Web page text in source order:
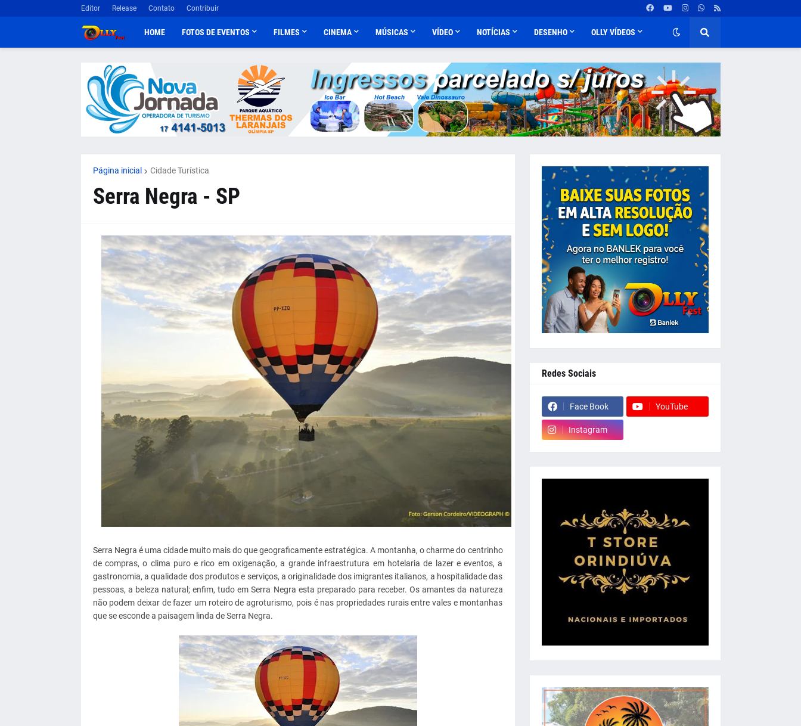
Editor Release Contato Contribuir
HOME FOTOS DE EVENTOS FILMES CINEMA MÚSICAS VÍDEO NOTÍCIAS DESENHO OLLY VÍDEOS
Página inicial Cidade Turística
Serra Negra - SP
Serra Negra é uma cidade muito mais do que geograficamente estratégica. A montanha, o charme do centrinho
de compras, o clima puro e rico em oxigenação, a grande infraestrutura em hotelaria de lazer e eventos, a
gastronomia, a qualidade dos produtos e serviços, a originalidade dos imigrantes italianos, a hospitalidade das
pessoas, a beleza natural; enfim, tudo em Serra Negra esta preparado para receber. Os amantes da natureza
não podem deixar de fazer um roteiro de agroturismo, pois é nas propriedades rurais entre vales e montanhas
que se esconde a paisagem linda de Serra Negra.
Redes Sociais
Face Book YouTube
Instagram